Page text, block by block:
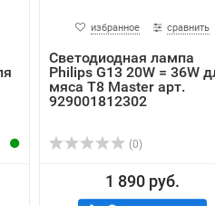
избранное сравнить
Светодиодная лампа
Philips G13 20W = 36W
мяса T8 Master арт.
929001812302
(0)
1 890 руб.